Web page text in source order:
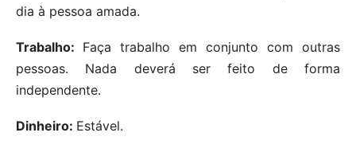
dia à pessoa amada.
Trabalho: Faça trabalho em conjunto com outras
pessoas. Nada deverá ser feito de forma
independente.
Dinheiro: Estável.